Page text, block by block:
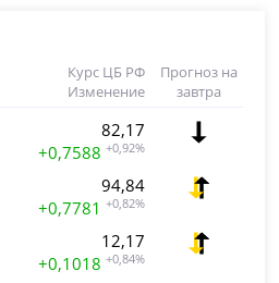
Курс ЦБ РФ
Изменение
Прогноз на
завтра
82,17
+0,7588 +0,92%
94,84
+0,7781 +0,82%
12,17
+0,1018 +0,84%